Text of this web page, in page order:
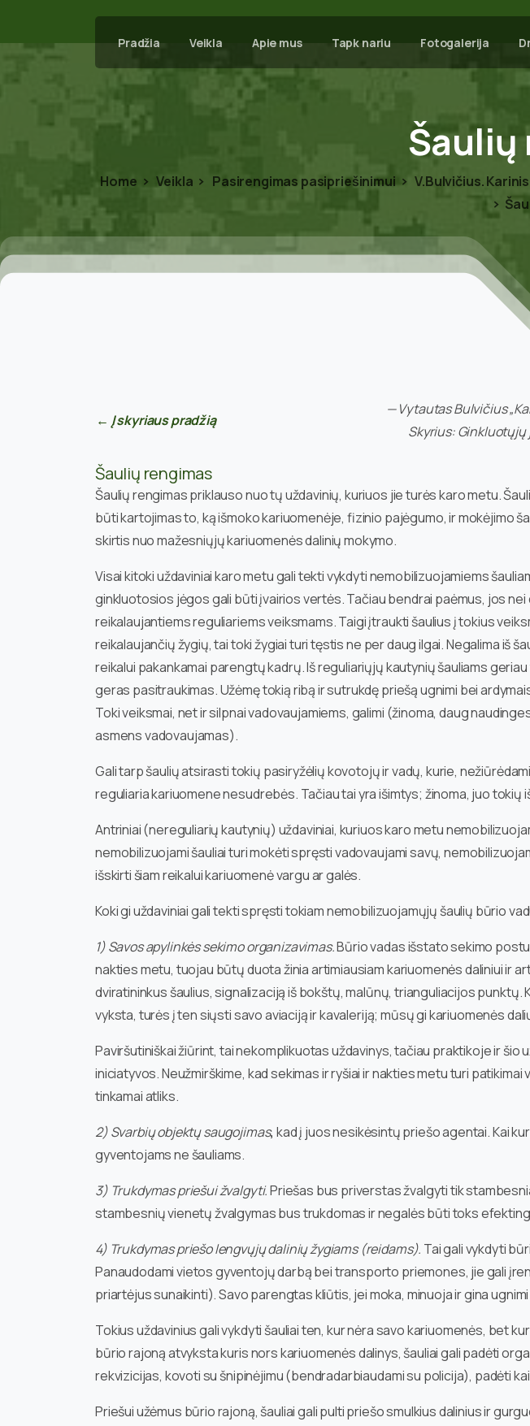
Pradžia Veikla Apie mus Tapk nariu Fotogalerija
Šaulių
Home Veikla Pasirengimas pasipriešinimui V.Bulvičius.
← Į skyriaus pradžią
— Vytautas Bulvičius
Skyrius:
Šaulių rengimas
Šaulių rengimas priklauso nuo tų uždavinių, kuriuos jie turės karo metu.
būti kartojimas to, ką išmoko kariuomenėje, fizinio pajėgumo, ir mokėjimo
skirtis nuo mažesniųjų kariuomenės dalinių mokymo.
Visai kitoki uždaviniai karo metu gali tekti vykdyti nemobilizuojamiems
ginkluotosios jėgos gali būti įvairios vertės. Tačiau bendrai paėmus, jos
reikalaujantiems reguliariems veiksmams. Taigi įtraukti šaulius į tokius
reikalaujančių žygių, tai toki žygiai turi tęstis ne per daug ilgai. Negalima iš
reikalui pakankamai parengtų kadrų. Iš reguliariųjų kautynių šauliams
geras pasitraukimas. Užėmę tokią ribą ir sutrukdę priešą ugnimi bei
Toki veiksmai, net ir silpnai vadovaujamiems, galimi (žinoma, daug
asmens vadovaujamas).
Gali tarp šaulių atsirasti tokių pasiryžėlių kovotojų ir vadų, kurie,
reguliaria kariuomene nesudrebės. Tačiau tai yra išimtys; žinoma, juo
Antriniai (nereguliarių kautynių) uždaviniai, kuriuos karo metu
nemobilizuojami šauliai turi mokėti spręsti vadovaujami savų,
išskirti šiam reikalui kariuomenė vargu ar galės.
Koki gi uždaviniai gali tekti spręsti tokiam nemobilizuojamųjų šaulių būrio
1) Savos apylinkės sekimo organizavimas.Būrio vadas išstato sekimo
nakties metu, tuojau būtų duota žinia artimiausiam kariuomenės daliniui ir
dviratininkus šaulius, signalizaciją iš bokštų, malūnų, trianguliacijos
vyksta, turės į ten siųsti savo aviaciją ir kavaleriją; mūsų gi kariuomenės
Paviršutiniškai žiūrint, tai nekomplikuotas uždavinys, tačiau praktikoje ir
iniciatyvos. Neužmirškime, kad sekimas ir ryšiai ir nakties metu turi
tinkamai atliks.
2) Svarbių objektų saugojimas,kad į juos nesikėsintų priešo agentai. Kai
gyventojams ne šauliams.
3) Trukdymas priešui žvalgyti.Priešas bus priverstas žvalgyti tik
stambesnių vienetų žvalgymas bus trukdomas ir negalės būti toks
4) Trukdymas priešo lengvųjų dalinių žygiams (reidams). Tai gali vykdyti
Panaudodami vietos gyventojų darbą bei transporto priemones, jie gali
priartėjus sunaikinti). Savo parengtas kliūtis, jei moka, minuoja ir gina
Tokius uždavinius gali vykdyti šauliai ten, kur nėra savo kariuomenės, bet
būrio rajoną atvyksta kuris nors kariuomenės dalinys, šauliai gali padėti
rekvizicijas, kovoti su šnipinėjimu (bendradarbiaudami su policija), padėti
Priešui užėmus būrio rajoną, šauliai gali pulti priešo smulkius dalinius ir